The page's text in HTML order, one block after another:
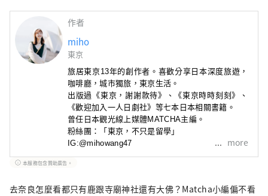
作者
miho
東京
旅居東京13年的創作者。喜歡分享日本深度旅遊，
咖啡廳，城市獨旅，東京生活。
出版過《東京，謝謝款待》
、 《東京時時刻刻》
、
《歡迎加入一人日劇社》 等七本日本相關書籍。
曾任日本觀光線上媒體MATCHA主編。
粉絲團：「東京，不只是留學」
IG:@mihowang47
more
本服務包含贊助廣告。
去奈良怎麼看都只有鹿跟寺廟神社還有大佛？Matcha小編偏不看